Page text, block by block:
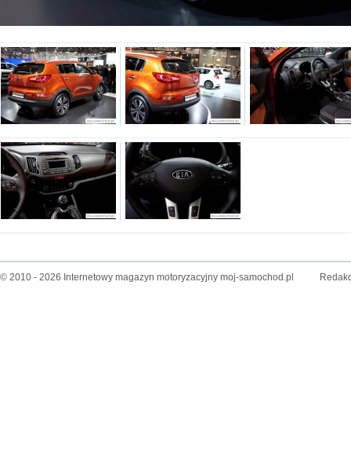
© 2010 - 2026 Internetowy magazyn motoryzacyjny moj-samochod.pl